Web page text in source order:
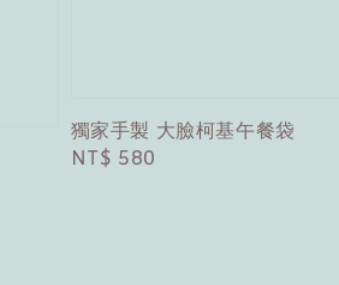
獨家手製 大臉柯基午餐袋
Regular
NT$ 580